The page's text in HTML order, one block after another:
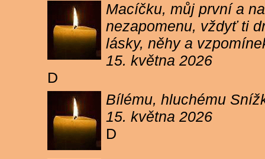
Macíčku, můj první a
nezapomenu, vždyť ti
lásky, něhy a
15. května 2026
D
Bílému, hluchému
15. května 2026
D